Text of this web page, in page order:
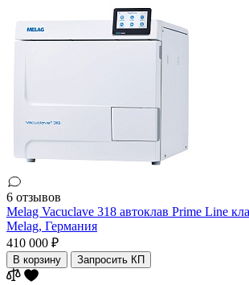
6 отзывов
Melag Vacuclave 318 автоклав Prime Line
Melag, Германия
410 000 ₽
В корзину Запросить КП